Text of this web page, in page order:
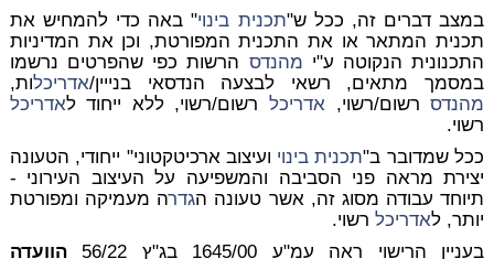
במצב דברים זה, ככל ש"תכנית בינוי" באה כדי להמחיש את
תכנית המתאר או את התכנית המפורטת, וכן את המדיניות
התכנונית הנקוטה ע"י מהנדס הרשות כפי שהפרטים נרשמו
במסמך מתאים, רשאי לבצעה הנדסאי בנייין/אדריכלות,
מהנדסרשום/רשוי, אדריכלרשום/רשוי, ללא ייחוד לאדריכל
רשוי.
ככל שמדובר ב"תכנית בינוי ועיצוב ארכיטקטוני" ייחודי, הטעונה
יצירת מראה פני הסביבה והמשפיעה על העיצוב העירוני -
תיוחד עבודה מסוג זה, אשר טעונה הגדרה מעמיקה ומפורטת
יותר, לאדריכלרשוי.
בעניין הרישוי ראה עמ"ע 1645/00 בג"ץ 56/22
הוועדה